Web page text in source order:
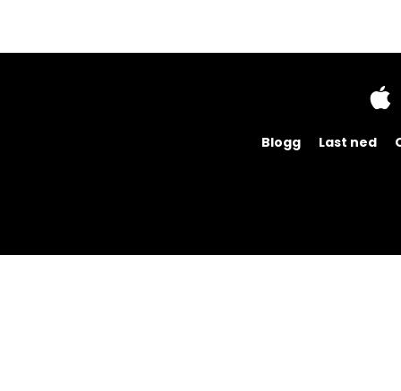
Blogg Last ned